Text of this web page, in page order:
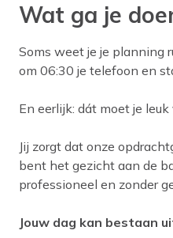
Wat ga je
Soms weet je je planning
om 06:30 je telefoon en
En eerlijk: dát moet je leuk
Jij zorgt dat onze
bent het gezicht aan de
professioneel en zonder
Jouw dag kan bestaan